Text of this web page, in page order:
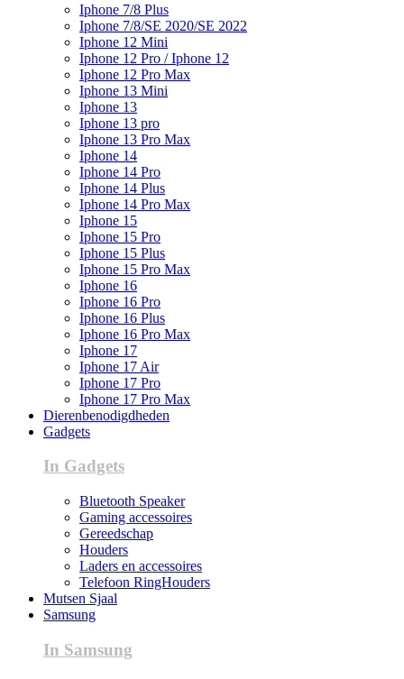
Iphone 7/8 Plus
Iphone 7/8/SE 2020/SE 2022
Iphone 12 Mini
Iphone 12 Pro / Iphone 12
Iphone 12 Pro Max
Iphone 13 Mini
Iphone 13
Iphone 13 pro
Iphone 13 Pro Max
Iphone 14
Iphone 14 Pro
Iphone 14 Plus
Iphone 14 Pro Max
Iphone 15
Iphone 15 Pro
Iphone 15 Plus
Iphone 15 Pro Max
Iphone 16
Iphone 16 Pro
Iphone 16 Plus
Iphone 16 Pro Max
Iphone 17
Iphone 17 Air
Iphone 17 Pro
Iphone 17 Pro Max
Dierenbenodigdheden
Gadgets
In Gadgets
Bluetooth Speaker
Gaming accessoires
Gereedschap
Houders
Laders en accessoires
Telefoon RingHouders
Mutsen Sjaal
Samsung
In Samsung